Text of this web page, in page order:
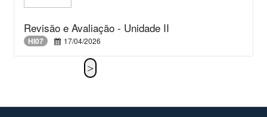
Revisão e Avaliação - Unidade II
HI07 17/04/2026